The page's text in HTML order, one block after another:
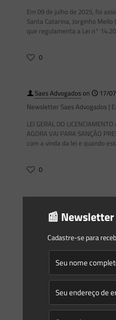
Em 09 de julho de 2025, foi
Santa Catarina, Jorginho Mello
que regulamenta a Lei n°
0
Saes Advogadoson
17/
Newsletter Saes Advogados |
LEI GERAL DO
AGORA VAI PARA SANÇÃO
com a vinda da lei e quando
0
Novidades | Âmbito estadual:
DIÁRIO OFICIAL DO ESTADO
Saes Advogados
📰 Newsletter
Cadastre-se para